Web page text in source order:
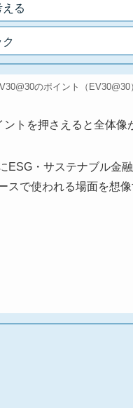
る
のポイント（EV30@30
トを押さえると全体像
ESG・サステナブル金
で使われる場面を想像